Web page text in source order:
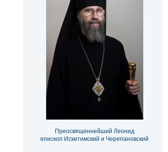
Преосвященнейший Леонид
епископ Искитимский и Черепановский